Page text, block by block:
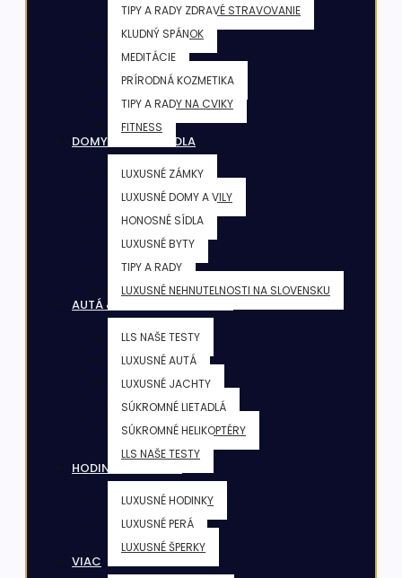
TIPY A RADY ZDRAVÉ STRAVOVANIE
KLUDNÝ SPÁNOK
MEDITÁCIE
PRÍRODNÁ KOZMETIKA
TIPY A RADY NA CVIKY
FITNESS
DOMY & VILY & SÍDLA
LUXUSNÉ ZÁMKY
LUXUSNÉ DOMY A VILY
HONOSNÉ SÍDLA
LUXUSNÉ BYTY
TIPY A RADY
LUXUSNÉ NEHNUTELNOSTI NA SLOVENSKU
AUTÁ & JACHTY & LIETADLÁ
LLS NAŠE TESTY
LUXUSNÉ AUTÁ
LUXUSNÉ JACHTY
SÚKROMNÉ LIETADLÁ
SÚKROMNÉ HELIKOPTÉRY
LLS NAŠE TESTY
HODINKY & ŠPERKY
LUXUSNÉ HODINKY
LUXUSNÉ PERÁ
LUXUSNÉ ŠPERKY
VIAC